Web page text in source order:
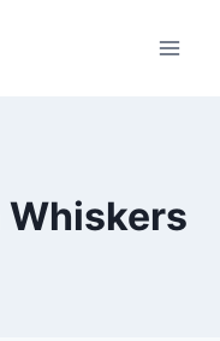
Whiskers